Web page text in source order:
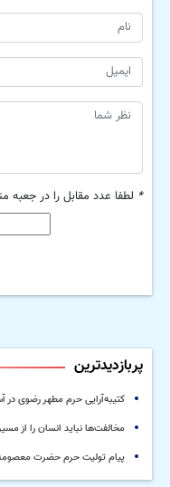
* لطفا عدد مقابل را در جعبه
پربازدیدترین
کتیبه‌آرایی حرم مطهر رضوی در
مخالفت‌ها نباید انسان را از
پیام تولیت حرم حضرت